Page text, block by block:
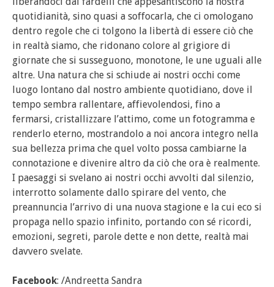
quotidianità, sino quasi a soffocarla, che ci omologano
dentro regole che ci tolgono la libertà di essere ciò che
in realtà siamo, che ridonano colore al grigiore di
giornate che si susseguono, monotone, le une uguali alle
altre. Una natura che si schiude ai nostri occhi come
luogo lontano dal nostro ambiente quotidiano, dove il
tempo sembra rallentare, affievolendosi, fino a
fermarsi, cristallizzare l’attimo, come un fotogramma e
renderlo eterno, mostrandolo a noi ancora integro nella
sua bellezza prima che quel volto possa cambiarne la
connotazione e divenire altro da ciò che ora è realmente.
I paesaggi si svelano ai nostri occhi avvolti dal silenzio,
interrotto solamente dallo spirare del vento, che
preannuncia l’arrivo di una nuova stagione e la cui eco si
propaga nello spazio infinito, portando con sé ricordi,
emozioni, segreti, parole dette e non dette, realtà mai
davvero svelate.
Facebook: /Andreetta Sandra